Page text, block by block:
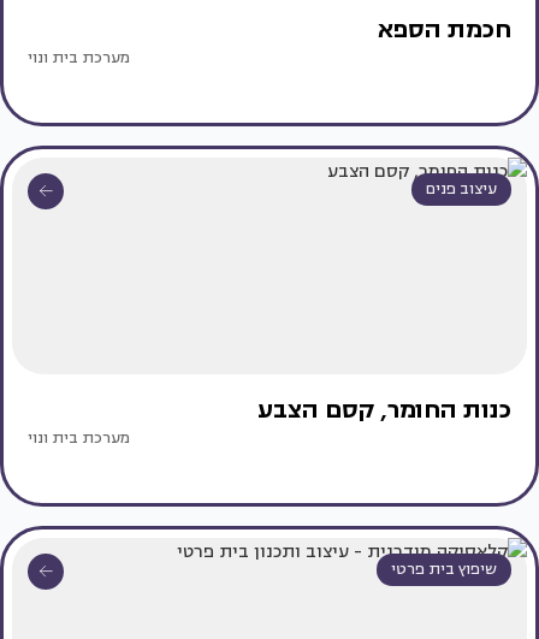
חכמת הספא
מערכת בית ונוי
עיצוב פנים
כנות החומר, קסם הצבע
מערכת בית ונוי
שיפוץ בית פרטי